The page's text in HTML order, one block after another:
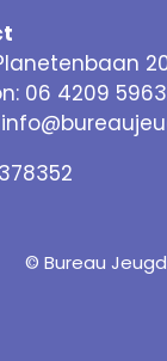
06 4209 5963
© Bureau